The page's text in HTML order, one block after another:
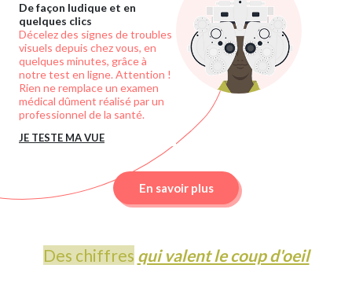
De façon ludique et en
quelques clics
Décelez des signes de troubles
visuels depuis chez vous, en
quelques minutes, grâce à
notre test en ligne. Attention !
Rien ne remplace un examen
médical dûment réalisé par un
professionnel de la santé.
JE TESTE MA VUE
En savoir plus
Des chiffres qui valent le coup d'oeil